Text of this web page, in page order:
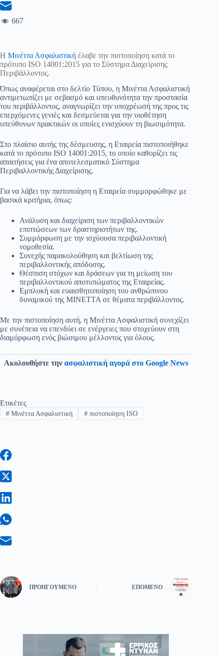
667
Η Μινέττα Ασφαλιστική έλαβε την πιστοποίηση κατά το
πρότυπο ISO 14001:2015 για το Σύστημα Διαχείρισης
Περιβάλλοντος.
Όπως αναφέρεται στο δελτίο Τύπου, η Μινέττα Ασφαλιστική
αντιμετωπίζει με σεβασμό και υπευθυνότητα την προστασία
του περιβάλλοντος, αναγνωρίζει την υποχρέωσή της προς τις
επερχόμενες γενιές και δεσμεύεται για την υιοθέτηση
υπεύθυνων πρακτικών οι οποίες ενισχύουν τη βιωσιμότητα.
Στο πλαίσιο αυτής της δέσμευσης, η Εταιρεία πιστοποιήθηκε
κατά το πρότυπο ISO 14001:2015, το οποίο καθορίζει τις
απαιτήσεις για ένα αποτελεσματικό Σύστημα
Περιβαλλοντικής Διαχείρισης.
Για να λάβει την πιστοποίηση η Εταιρεία συμμορφώθηκε με
βασικά κριτήρια, όπως:
Ανάλυση και διαχείριση των περιβαλλοντικών
επιπτώσεων των δραστηριοτήτων της.
Συμμόρφωση με την ισχύουσα περιβαλλοντική
νομοθεσία.
Συνεχής παρακολούθηση και βελτίωση της
περιβαλλοντικής απόδοσης.
Θέσπιση στόχων και δράσεων για τη μείωση του
περιβαλλοντικού αποτυπώματος της Εταιρείας.
Εμπλοκή και ευαισθητοποίηση του ανθρώπινου
δυναμικού της ΜΙΝΕΤΤΑ σε θέματα περιβάλλοντος.
Με την πιστοποίηση αυτή, η Μινέττα Ασφαλιστική συνεχίζει
με συνέπεια να επενδύει σε ενέργειες που στοχεύουν στη
διαμόρφωση ενός βιώσιμου μέλλοντος για όλους.
Ακολουθήστε την ασφαλιστική αγορά στο Google News
Ετικέτες
#Μινέττα Ασφαλιστική #πιστοποίηση ISO
ΠΡΟΗΓΟΎΜΕΝΟ ΕΠΌΜΕΝΟ